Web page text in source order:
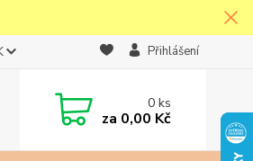
Přihlášení
0ks
za 0,00 Kč